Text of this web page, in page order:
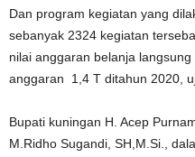
Dan program kegiatan yang
sebanyak 2324 kegiatan
nilai anggaran belanja
anggaran 1,4 T ditahun 2020,
Bupati kuningan H. Acep
M.Ridho Sugandi, SH,M.Si.,